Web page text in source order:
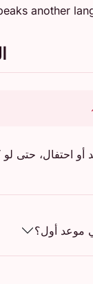
another
أو احتفال، حتى
موعد أول؟